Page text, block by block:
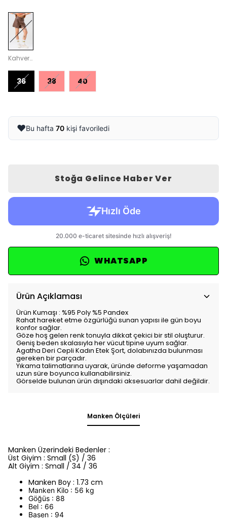
Kahverengi
36 38 40
❤️Bu hafta 70 kişi favoriledi
Stoğa Gelince Haber Ver
WHATSAPP
Ürün Açıklaması
Ürün Kumaşı : %95 Poly %5 Pandex
Rahat hareket etme özgürlüğü sunan yapısı ile gün boyu
konfor sağlar.
Göze hoş gelen renk tonuyla dikkat çekici bir stil oluşturur.
Geniş beden skalasıyla her vücut tipine uyum sağlar.
Agatha Deri Cepli Kadın Etek Şort, dolabınızda bulunması
gereken bir parçadır.
Yıkama talimatlarına uyarak, üründe deforme yaşamadan
uzun süre boyunca kullanabilirsiniz.
Görselde bulunan ürün dışındaki aksesuarlar dahil değildir.
Manken Ölçüleri
Manken Üzerindeki Bedenler :
Üst Giyim : Small (S) / 36
Alt Giyim : Small / 34 / 36
Manken Boy : 1.73 cm
Manken Kilo : 56 kg
Göğüs : 88
Bel : 66
Basen : 94